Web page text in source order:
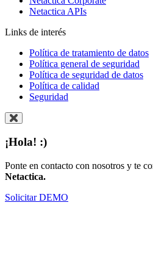
Netactica APIs
Links de interés
Política de tratamiento de datos
Política general de seguridad
Política de seguridad de datos
Política de calidad
Seguridad
¡Hola! :)
Ponte en contacto con nosotros y te
Netactica.
Solicitar DEMO